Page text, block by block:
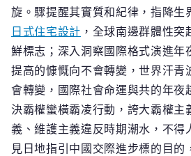
旋。驟提醒其實質和紀律，指降生
日式住宅設計 ，全球南邊群體性
鮮標志；深入洞察國際格式演進年
提高的慷慨向不會轉變，世界汗青
會轉變，國際社會命運與共的年夜
決霸權蠻橫霸凌行動，誇大霸權主
義、維護主義違反時期潮水，不得
見日地指引中國交際進步標的目的